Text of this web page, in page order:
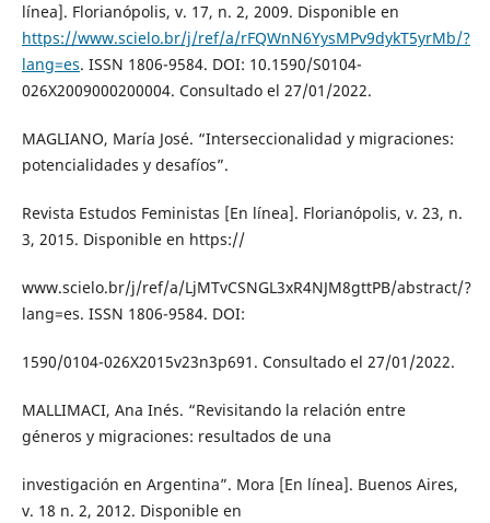
línea]. Florianópolis, v. 17, n. 2, 2009. Disponible en
https://www.scielo.br/j/ref/a/rFQWnN6YysMPv9dykT5yrMb/?
lang=es. ISSN 1806-9584. DOI: 10.1590/S0104-
026X2009000200004. Consultado el 27/01/2022.
MAGLIANO, María José. “Interseccionalidad y migraciones:
potencialidades y desafíos”.
Revista Estudos Feministas [En línea]. Florianópolis, v. 23, n.
3, 2015. Disponible en https://
www.scielo.br/j/ref/a/LjMTvCSNGL3xR4NJM8gttPB/abstract/?
lang=es. ISSN 1806-9584. DOI:
1590/0104-026X2015v23n3p691. Consultado el 27/01/2022.
MALLIMACI, Ana Inés. “Revisitando la relación entre
géneros y migraciones: resultados de una
investigación en Argentina”. Mora [En línea]. Buenos Aires,
v. 18 n. 2, 2012. Disponible en